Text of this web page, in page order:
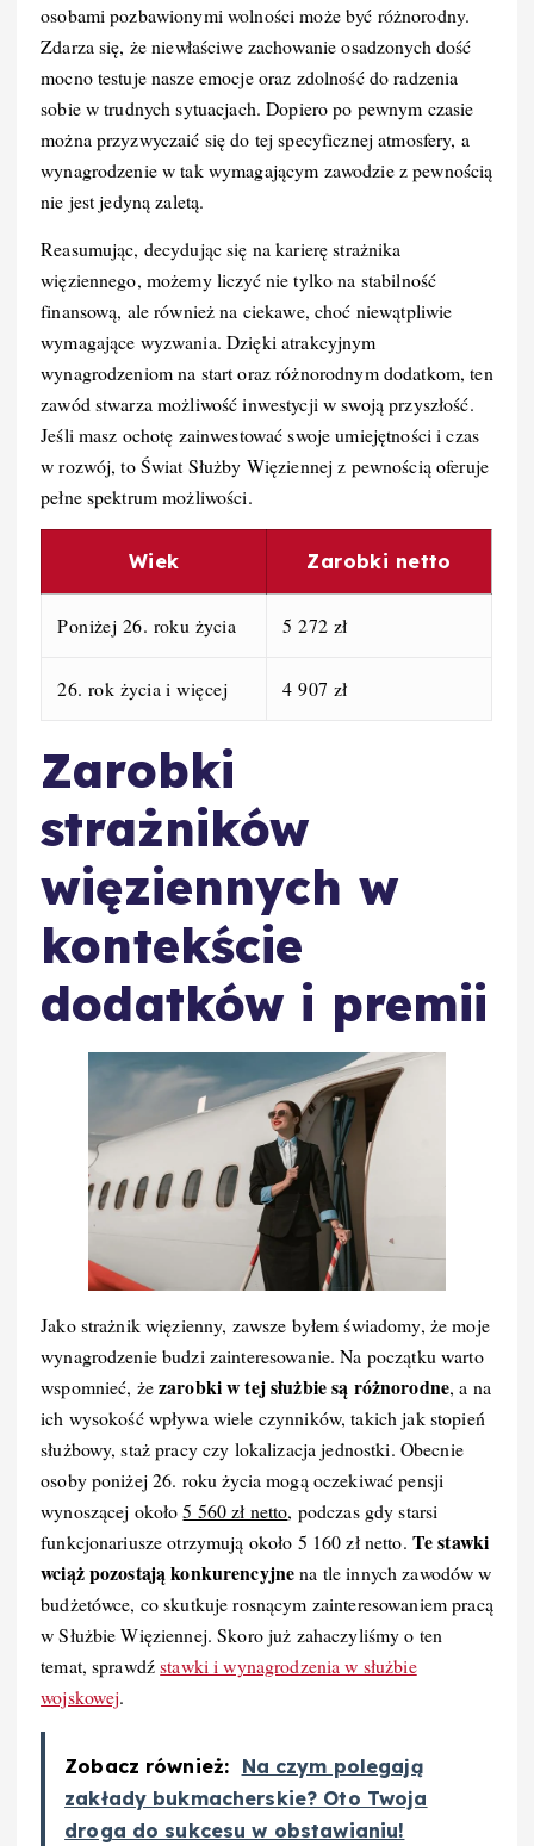
osobami pozbawionymi wolności może być różnorodny.
Zdarza się, że niewłaściwe zachowanie osadzonych dość
mocno testuje nasze emocje oraz zdolność do radzenia
sobie w trudnych sytuacjach. Dopiero po pewnym czasie
można przyzwyczaić się do tej specyficznej atmosfery, a
wynagrodzenie w tak wymagającym zawodzie z pewnością
nie jest jedyną zaletą.
Reasumując, decydując się na karierę strażnika
więziennego, możemy liczyć nie tylko na stabilność
finansową, ale również na ciekawe, choć niewątpliwie
wymagające wyzwania. Dzięki atrakcyjnym
wynagrodzeniom na start oraz różnorodnym dodatkom, ten
zawód stwarza możliwość inwestycji w swoją przyszłość.
Jeśli masz ochotę zainwestować swoje umiejętności i czas
w rozwój, to Świat Służby Więziennej z pewnością oferuje
pełne spektrum możliwości.
Wiek Zarobki netto
Poniżej 26. roku życia 5 272 zł
26. rok życia i więcej 4 907 zł
Zarobki
strażników
więziennych w
kontekście
dodatków i premii
Jako strażnik więzienny, zawsze byłem świadomy, że moje
wynagrodzenie budzi zainteresowanie. Na początku warto
wspomnieć, żezarobki w tej służbie są różnorodne, a na
ich wysokość wpływa wiele czynników, takich jak stopień
służbowy, staż pracy czy lokalizacja jednostki. Obecnie
osoby poniżej 26. roku życia mogą oczekiwać pensji
wynoszącej około5 560 zł netto, podczas gdy starsi
funkcjonariusze otrzymują około 5 160 zł netto. Te stawki
wciąż pozostają konkurencyjnena tle innych zawodów w
budżetówce, co skutkuje rosnącym zainteresowaniem pracą
w Służbie Więziennej. Skoro już zahaczyliśmy o ten
temat, sprawdźstawki i wynagrodzenia w służbie
wojskowej.
Zobacz również: Na czym polegają
zakłady bukmacherskie? Oto Twoja
droga do sukcesu w obstawianiu!